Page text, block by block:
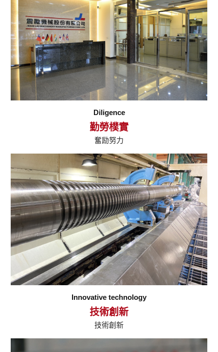
Diligence
勤勞樸實
奮励努力
Innovative technology
技術創新
技術創新